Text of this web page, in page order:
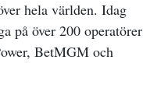
hela världen. Idag
på över 200 operatörer
BetMGM och